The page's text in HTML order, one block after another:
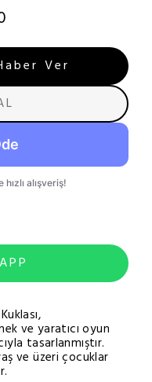
Ver
ve yaratıcı oyun
tasarlanmıştır.
ve üzeri çocuklar